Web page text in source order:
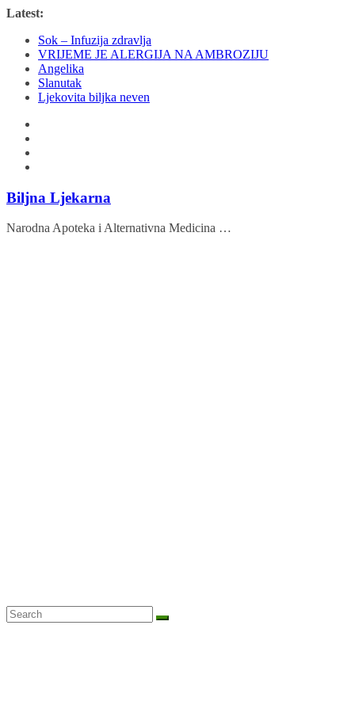
Skip
content
Latest:
Sok – Infuzija zdravlja
VRIJEME JE ALERGIJA NA AMBROZIJU
Angelika
Slanutak
Ljekovita biljka neven
Biljna Ljekarna
Narodna Apoteka i Alternativna Medicina …